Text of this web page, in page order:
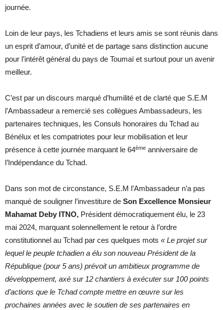
journée.
Loin de leur pays, les Tchadiens et leurs amis se sont réunis dans
un esprit d’amour, d’unité et de partage sans distinction aucune
pour l’intérêt général du pays de Toumaï et surtout pour un avenir
meilleur.
C’est par un discours marqué d’humilité et de clarté que S.E.M
l’Ambassadeur a remercié ses collègues Ambassadeurs, les
partenaires techniques, les Consuls honoraires du Tchad au
Bénélux et les compatriotes pour leur mobilisation et leur
présence à cette journée marquant le 64ème anniversaire de
l’Indépendance du Tchad.
Dans son mot de circonstance, S.E.M l’Ambassadeur n’a pas
manqué de souligner l’investiture de Son Excellence Monsieur
Mahamat Deby ITNO, Président démocratiquement élu, le 23
mai 2024, marquant solennellement le retour à l’ordre
constitutionnel au Tchad par ces quelques mots « Le projet sur
lequel le peuple tchadien a élu son nouveau Président de la
République (pour 5 ans) prévoit un ambitieux programme de
développement, axé sur 12 chantiers à exécuter sur 100 points
d’actions que le Tchad compte mettre en œuvre sur les
prochaines années avec le soutien de ses partenaires en